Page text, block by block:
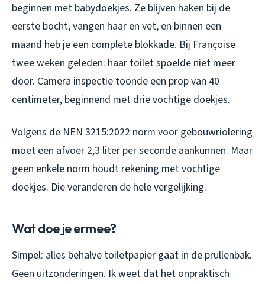
beginnen met babydoekjes. Ze blijven haken bij de
eerste bocht, vangen haar en vet, en binnen een
maand heb je een complete blokkade. Bij Françoise
twee weken geleden: haar toilet spoelde niet meer
door. Camera inspectie toonde een prop van 40
centimeter, beginnend met drie vochtige doekjes.
Volgens de NEN 3215:2022 norm voor gebouwriolering
moet een afvoer 2,3 liter per seconde aankunnen. Maar
geen enkele norm houdt rekening met vochtige
doekjes. Die veranderen de hele vergelijking.
Wat doe je ermee?
Simpel: alles behalve toiletpapier gaat in de prullenbak.
Geen uitzonderingen. Ik weet dat het onpraktisch